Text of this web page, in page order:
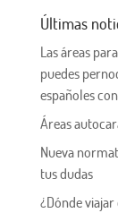
Últimas
Las áreas
puedes
españoles
Áreas
Nueva
tus dudas
¿Dónde